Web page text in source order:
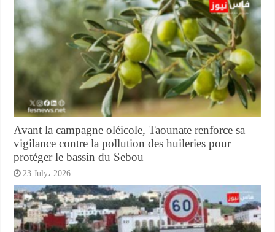
Avant la campagne oléicole, Taounate renforce sa
vigilance contre la pollution des huileries pour
protéger le bassin du Sebou
23 July، 2026